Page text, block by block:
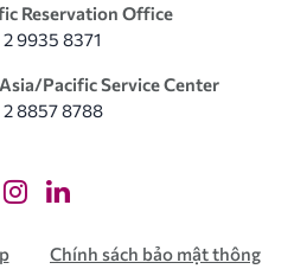
Reservation Office
9935 8371
Pacific Service Center
8857 8788
Chính sách bảo mật thông